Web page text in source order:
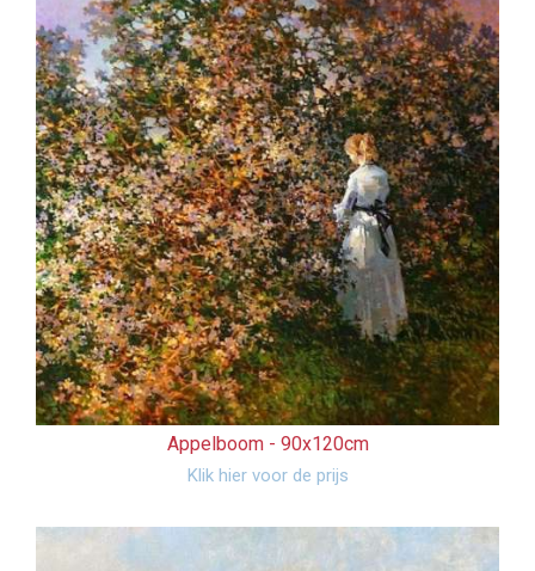
Appelboom - 90x120cm
Klik hier voor de prijs